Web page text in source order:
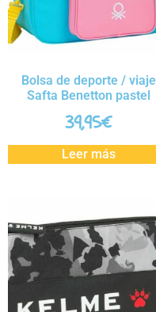
Bolsa de deporte / viaje
Safta Benetton pastel
39,95€
Leer más